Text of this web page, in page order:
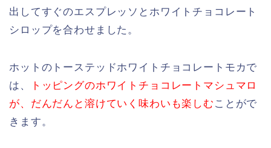
出してすぐのエスプレッソとホワイトチョコレート
シロップを合わせました。
ホットのトーステッドホワイトチョコレートモカで
は、
トッピングのホワイトチョコレートマシュマロ
が、だんだんと溶けていく味わいも楽しむ ことがで
きます。